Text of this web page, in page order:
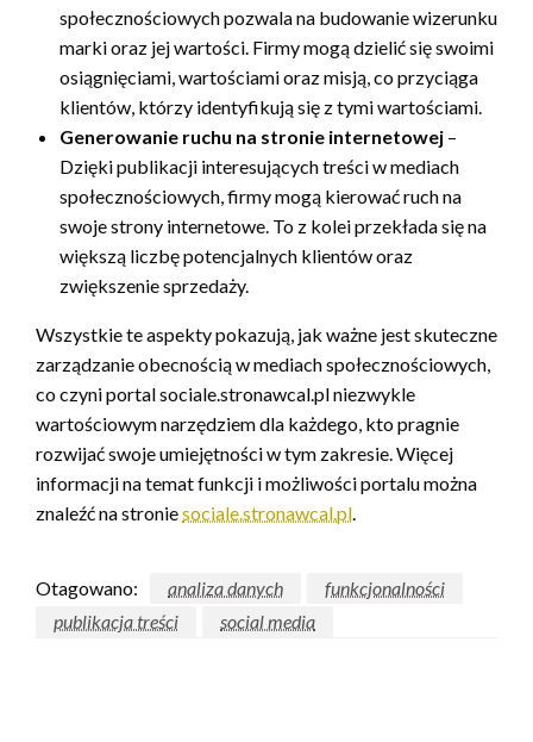
społecznościowych pozwala na budowanie wizerunku
marki oraz jej wartości. Firmy mogą dzielić się swoimi
osiągnięciami, wartościami oraz misją, co przyciąga
klientów, którzy identyfikują się z tymi wartościami.
Generowanie ruchu na stronie internetowej –
Dzięki publikacji interesujących treści w mediach
społecznościowych, firmy mogą kierować ruch na
swoje strony internetowe. To z kolei przekłada się na
większą liczbę potencjalnych klientów oraz
zwiększenie sprzedaży.
Wszystkie te aspekty pokazują, jak ważne jest skuteczne
zarządzanie obecnością w mediach społecznościowych,
co czyni portal sociale.stronawcal.pl niezwykle
wartościowym narzędziem dla każdego, kto pragnie
rozwijać swoje umiejętności w tym zakresie. Więcej
informacji na temat funkcji i możliwości portalu można
znaleźć na stroniesociale.stronawcal.pl.
Otagowano: analiza danych
funkcjonalności
publikacja treści
social media